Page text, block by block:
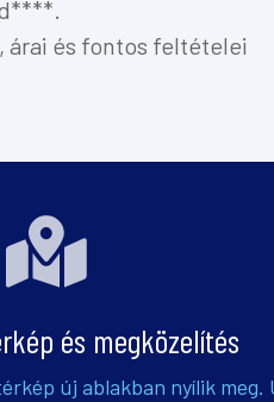
árai és fontos feltételei

és megközelítés
új ablakban nyílik